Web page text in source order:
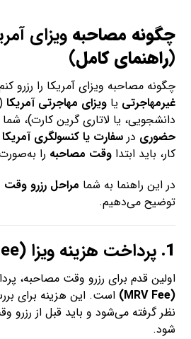
چگونه مصاحبهویزای
(راهنمای کامل)
چگونه مصاحبه ویزای آمریکا را رزرو
غیرمهاجرتی یاویزای مهاجرتی آمریکا
دانشجویی، یا لاتاری گرین کارت)،
حضوری درسفارت یا کنسولگری آمریکا
کار، باید ابتداوقت مصاحبه را
در این راهنما به شما مراحل رزرو وقت
توضیح می‌دهیم.
1. پرداخت هزینه ویزا (MRV Fee)
اولین قدم برای رزرو وقت مصاحبه،
(MRV Fee)
است. این هزینه برای
نظر گرفته می‌شود و باید قبل از
شود.